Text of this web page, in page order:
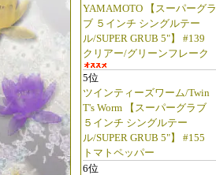
YAMAMOTO 【スーパーグラ
ブ ５インチ シングルテー
ル/SUPER GRUB 5"】 #139
クリアー/グリーンフレーク
5位
ツインティーズワーム/Twin
T's Worm 【スーパーグラブ
５インチ シングルテー
ル/SUPER GRUB 5"】 #155
トマトペッパー
6位